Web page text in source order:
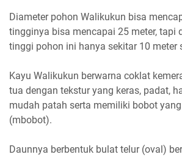
Diameter pohon Walikukun bisa
tingginya bisa mencapai 25 meter, tapi
tinggi pohon ini hanya sekitar 10 meter
Kayu Walikukun berwarna coklat
tua dengan tekstur yang keras, padat,
mudah patah serta memiliki bobot
(mbobot).
Daunnya berbentuk bulat telur (oval)